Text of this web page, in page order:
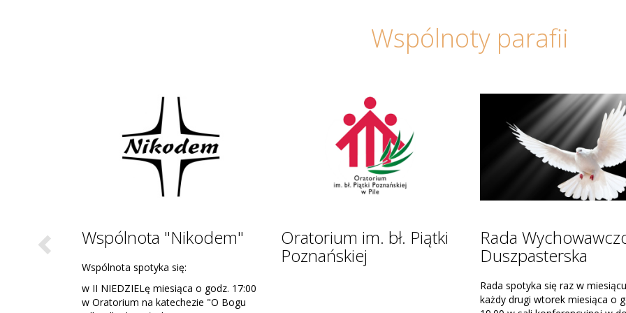
Wspólnoty parafii
Caritas Oaza - Ruch Światło-
Życie
Domowy Kościół
Moderatorem parafialnym jest
Proboszcz
Domowy Kościół jest